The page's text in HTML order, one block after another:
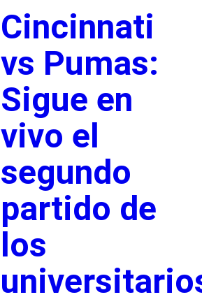
Cincinnati
vs Pumas:
Sigue en
vivo el
segundo
partido de
los